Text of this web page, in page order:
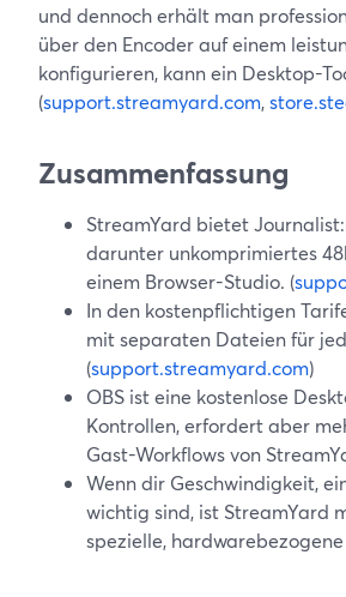
und dennoch erhält man
über den Encoder auf einem
konfigurieren, kann ein Desktop-
(support.streamyard.com,
Zusammenfassung
StreamYard bietet
darunter unkomprimiertes
einem Browser-Studio. (
In den kostenpflichtigen
mit separaten Dateien für
(support.streamyard.com)
OBS ist eine kostenlose
Kontrollen, erfordert aber
Gast-Workflows von
Wenn dir Geschwindigkeit,
wichtig sind, ist StreamYard
spezielle,